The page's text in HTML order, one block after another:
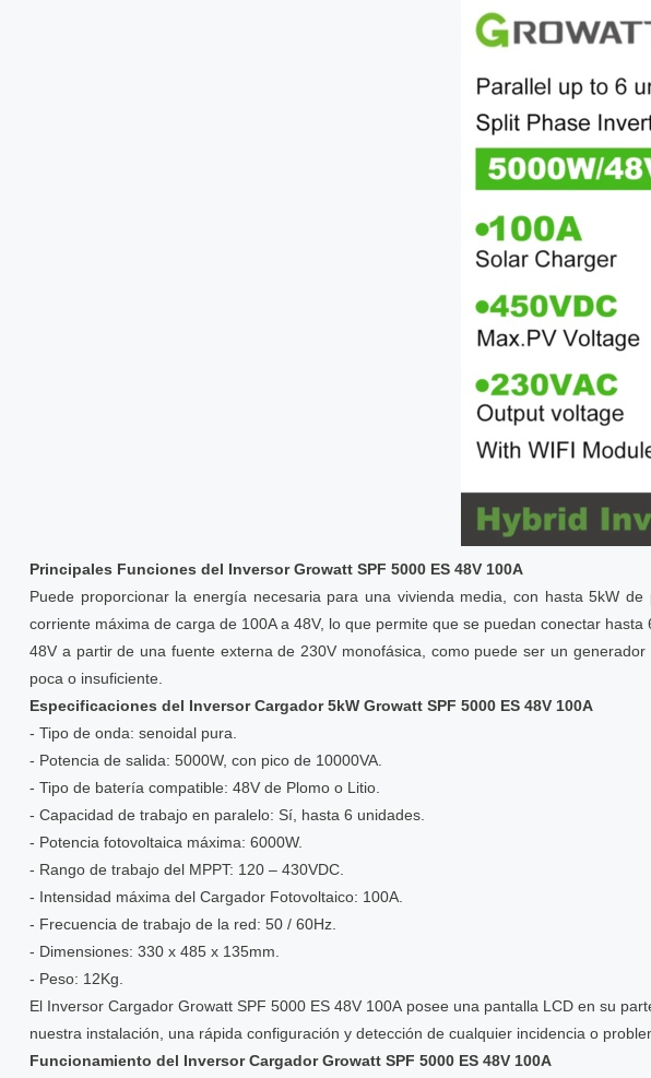
Principales Funciones del Inversor Growatt SPF 5000 ES 48V 100A
Puede proporcionar la energía necesaria para una vivienda media, con hasta 5kW
corriente máxima de carga de 100A a 48V, lo que permite que se puedan conectar hasta
48V a partir de una fuente externa de 230V monofásica, como puede ser un
poca o insuficiente.
Especificaciones del Inversor Cargador 5kW Growatt SPF 5000 ES 48V 100A
- Tipo de onda: senoidal pura.
- Potencia de salida: 5000W, con pico de 10000VA.
- Tipo de batería compatible: 48V de Plomo o Litio.
- Capacidad de trabajo en paralelo: Sí, hasta 6 unidades.
- Potencia fotovoltaica máxima: 6000W.
- Rango de trabajo del MPPT: 120 – 430VDC.
- Intensidad máxima del Cargador Fotovoltaico: 100A.
- Frecuencia de trabajo de la red: 50 / 60Hz.
- Dimensiones: 330 x 485 x 135mm.
- Peso: 12Kg.
El Inversor Cargador Growatt SPF 5000 ES 48V 100A posee una pantalla LCD en su
nuestra instalación, una rápida configuración y detección de cualquier incidencia o
Funcionamiento del Inversor Cargador Growatt SPF 5000 ES 48V 100A